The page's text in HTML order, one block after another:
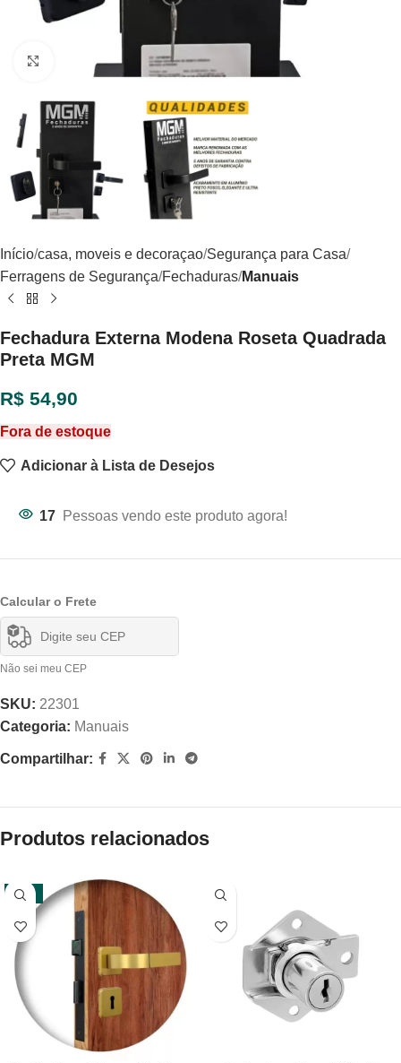
Clique para ampliar
Início casa, moveis e decoraçao Segurança para Casa
Ferragens de Segurança Fechaduras Manuais
Fechadura Externa Modena Roseta Quadrada
Preta MGM
R$ 54,90
Fora de estoque
Adicionar à Lista de Desejos
17 Pessoas vendo este produto agora!
Calcular o Frete
Não sei meu CEP
SKU: 22301
Categoria: Manuais
Compartilhar:
Produtos relacionados
-11%